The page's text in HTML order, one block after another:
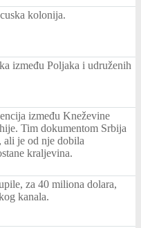
kolonija.
između Poljaka i udruženih
između Kneževine
Tim dokumentom Srbija
ali je od nje dobila
kraljevina.
za 40 miliona dolara,
kanala.